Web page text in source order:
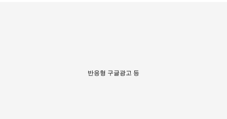
반응형 구글광고 등